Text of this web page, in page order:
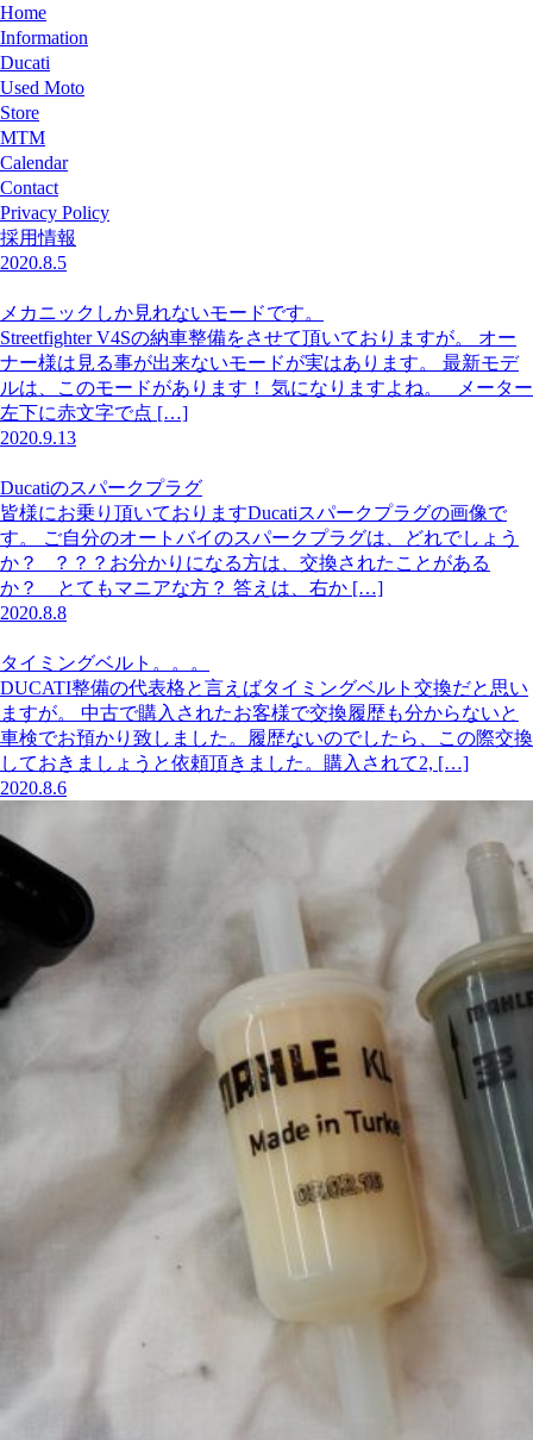
Home
Information
Ducati
Used Moto
Store
MTM
Calendar
Contact
Privacy Policy
採用情報
2020.8.5
メカニックしか見れないモードです。
Streetfighter V4Sの納車整備をさせて頂いておりますが。 オー
ナー様は見る事が出来ないモードが実はあります。 最新モデ
ルは、このモードがあります！ 気になりますよね。 メーター
左下に赤文字で点 […]
2020.9.13
Ducatiのスパークプラグ
皆様にお乗り頂いておりますDucatiスパークプラグの画像で
す。 ご自分のオートバイのスパークプラグは、どれでしょう
か？ ？？？お分かりになる方は、交換されたことがある
か？ とてもマニアな方？ 答えは、右か […]
2020.8.8
タイミングベルト。。。
DUCATI整備の代表格と言えばタイミングベルト交換だと思い
ますが。 中古で購入されたお客様で交換履歴も分からないと
車検でお預かり致しました。履歴ないのでしたら、この際交換
しておきましょうと依頼頂きました。購入されて2, […]
2020.8.6